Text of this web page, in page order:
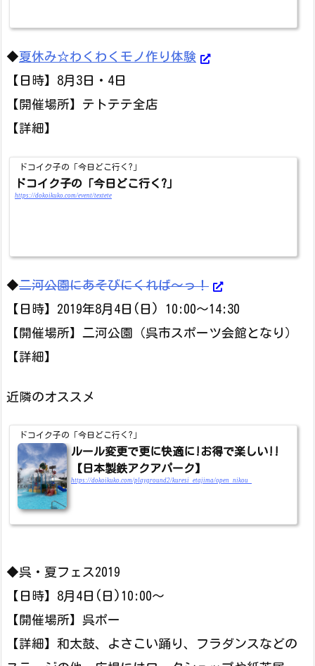
◆夏休み☆わくわくモノ作り体験
【日時】8月3日・4日
【開催場所】テトテテ全店
【詳細】
ドコイク子の「今日どこ行く?」
ドコイク子の「今日どこ行く?」
https://dokoikuko.com/event/textete
◆二河公園にあそびにくれば～っ！
【日時】2019年8月4日(日) 10:00～14:30
【開催場所】二河公園（呉市スポーツ会館となり）
【詳細】
近隣のオススメ
ドコイク子の「今日どこ行く?」
ルール変更で更に快適に!お得で楽しい!!
【日本製鉄アクアパーク】
https://dokoikuko.com/playground2/kuresi_etajima/open_nikou_
◆呉・夏フェス2019
【日時】8月4日(日)10:00～
【開催場所】呉ポー
【詳細】和太鼓、よさこい踊り、フラダンスなどの